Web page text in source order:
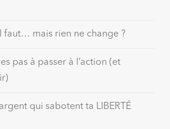
faut… mais rien ne change ?
pas à passer à l’action (et
qui sabotent ta LIBERTÉ